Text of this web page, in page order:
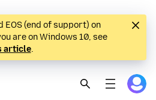
EOS (end of support) on
are on Windows 10, see
article.